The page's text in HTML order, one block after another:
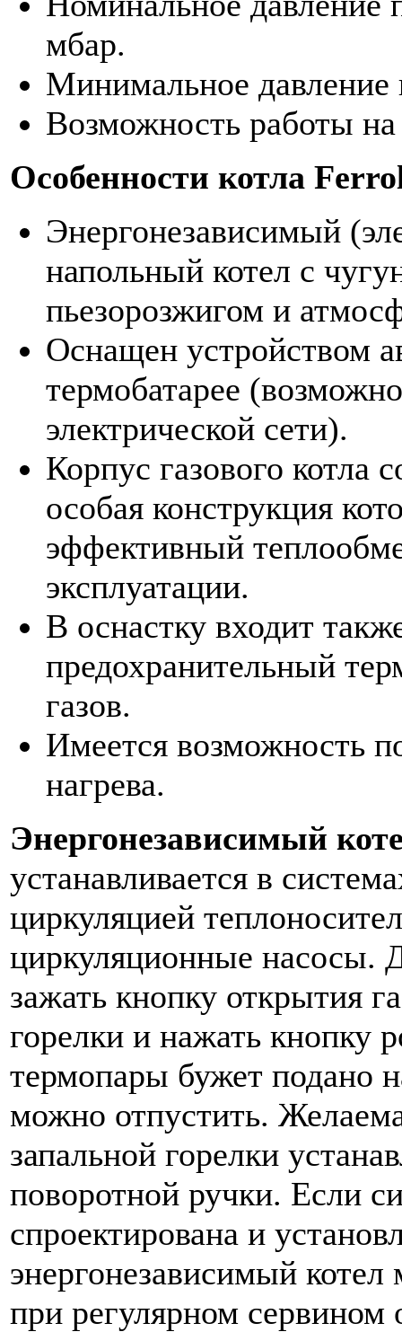
мбар.
Минимальное давление
Возможность работы
Особенности котла
Энергонезависимый
напольный котел с
пьезорозжигом и
Оснащен устройством
термобатарее
электрической сети).
Корпус газового котла
особая конструкция
эффективный
эксплуатации.
В оснастку входит
предохранительный
газов.
Имеется возможность
нагрева.
Энергонезависимый
устанавливается в
циркуляцией
циркуляционные насосы.
зажать кнопку открытия
горелки и нажать кнопку
термопары бужет подано
можно отпустить.
запальной горелки
поворотной ручки. Если
спроектирована и
энергонезависимый
при регулярном сервином